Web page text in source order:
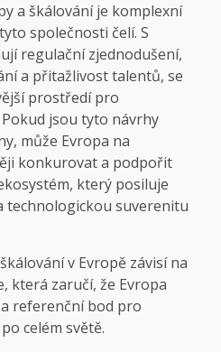
a škálování je komplexní
společnosti čelí. S
regulační zjednodušení,
a přitažlivost talentů, se
prostředí pro
jsou tyto návrhy
může Evropa na
konkurovat a podpořit
který posiluje
technologickou suverenitu
v Evropě závisí na
která zaručí, že Evropa
referenční bod pro
celém světě.